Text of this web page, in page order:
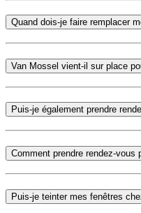
Quand dois-je faire remplacer
Van Mossel vient-il sur place
Puis-je également prendre
Comment prendre rendez-vous
Puis-je teinter mes fenêtres